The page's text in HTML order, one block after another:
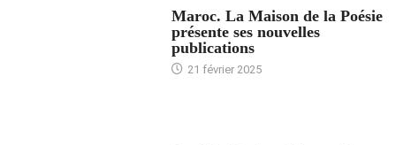
Maroc. La Maison de la Poésie
présente ses nouvelles
publications
21 février 2025